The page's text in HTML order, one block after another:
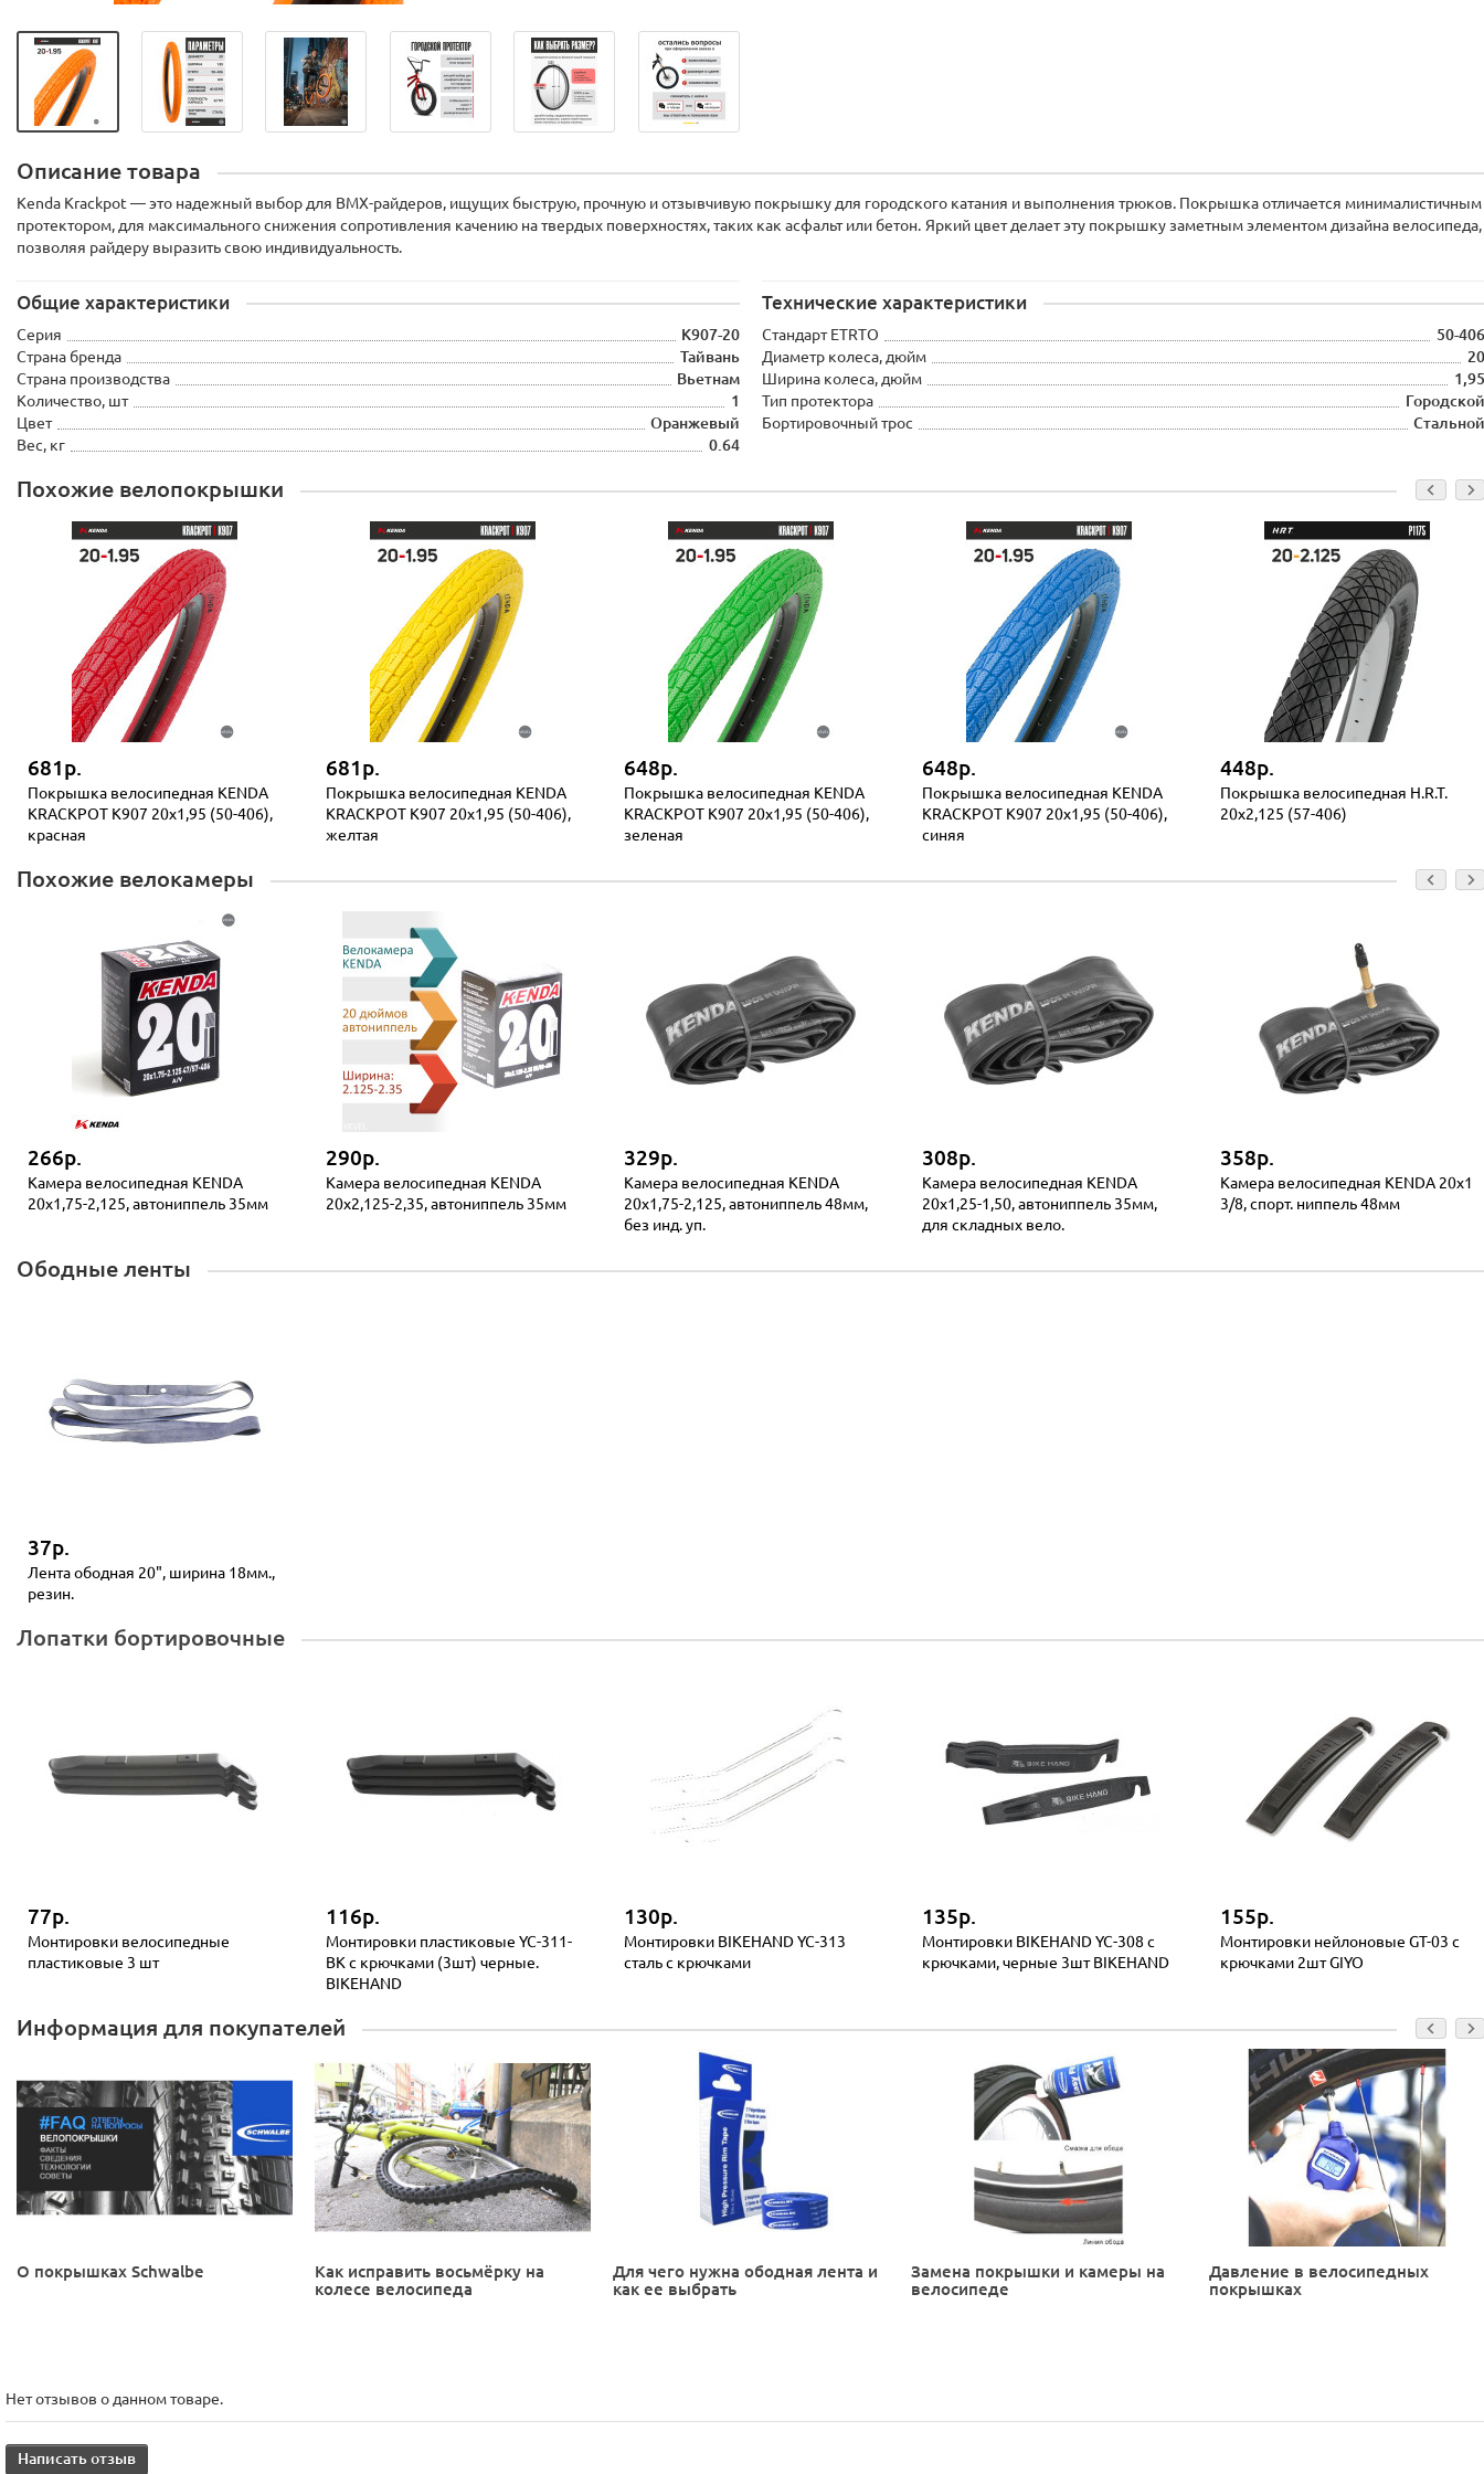
Описание товара
Kenda Krackpot — это надежный выбор для BMX-райдеров, ищущих быструю, прочную и отзывчивую покрышку для городского катания и выполнения трюков. Покрышка отличается минималистичным
протектором, для максимального снижения сопротивления качению на твердых поверхностях, таких как асфальт или бетон. Яркий цвет делает эту покрышку заметным элементом дизайна велосипеда,
позволяя райдеру выразить свою индивидуальность.
Общие характеристики
Серия
K907-20
Страна бренда
Тайвань
Страна производства
Вьетнам
Количество, шт
1
Цвет
Оранжевый
Вес, кг
0.64
Технические характеристики
Стандарт ETRTO
50-406
Диаметр колеса, дюйм
20
Ширина колеса, дюйм
1,95
Тип протектора
Городской
Бортировочный трос
Стальной
Похожие велопокрышки
681р.
Покрышка велосипедная KENDA
KRACKPOT K907 20x1,95 (50-406),
красная
681р.
Покрышка велосипедная KENDA
KRACKPOT K907 20x1,95 (50-406),
желтая
648р.
Покрышка велосипедная KENDA
KRACKPOT K907 20x1,95 (50-406),
зеленая
648р.
Покрышка велосипедная KENDA
KRACKPOT K907 20x1,95 (50-406),
синяя
448р.
Покрышка велосипедная H.R.T.
20x2,125 (57-406)
Похожие велокамеры
266р.
Камера велосипедная KENDA
20x1,75-2,125, автониппель 35мм
290р.
Камера велосипедная KENDA
20x2,125-2,35, автониппель 35мм
329р.
Камера велосипедная KENDA
20x1,75-2,125, автониппель 48мм,
без инд. уп.
308р.
Камера велосипедная KENDA
20х1,25-1,50, автониппель 35мм,
для складных вело.
358р.
Камера велосипедная KENDA 20x1
3/8, спорт. ниппель 48мм
Ободные ленты
37р.
Лента ободная 20", ширина 18мм.,
резин.
Лопатки бортировочные
77р.
Монтировки велосипедные
пластиковые 3 шт
116р.
Монтировки пластиковые YC-311-
BK с крючками (3шт) черные.
BIKEHAND
130р.
Монтировки BIKEHAND YC-313
сталь с крючками
135р.
Монтировки BIKEHAND YC-308 с
крючками, черные 3шт BIKEHAND
155р.
Монтировки нейлоновые GT-03 с
крючками 2шт GIYO
Информация для покупателей
О покрышках Schwalbe
Как исправить восьмёрку на
колесе велосипеда
Для чего нужна ободная лента и
как ее выбрать
Замена покрышки и камеры на
велосипеде
Давление в велосипедных
покрышках
Нет отзывов о данном товаре.
Написать отзыв